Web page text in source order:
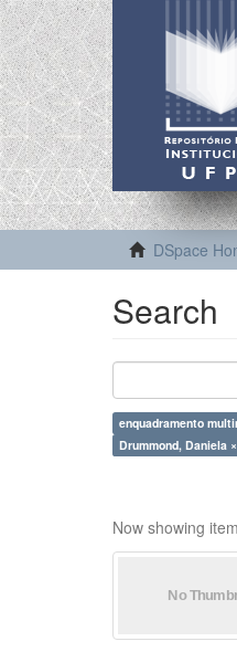
DSpace
Search
enquadramento
Drummond, Daniela ×
Now showing